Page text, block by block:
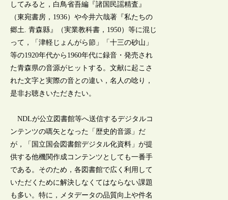
してみると，白鳥省吾編『諸国民謡精査』
（東宛書房，1936）や今井六哉著『私たちの
郷土. 青森縣』（実業教科書，1950）等に混じ
って，「津軽じょんがら節」「十三の砂山」
等の1920年代から1960年代に録音・発売され
た青森県の音源がヒットする。文献に起こさ
れた文字と実際の音との違い，名人の唸り，
是非お聴きいただきたい。
NDLが公立図書館等へ送信するデジタルコ
ンテンツの嚆矢となった「歴史的音源」だ
が，「国立国会図書館デジタル化資料」が提
供する他機関作成コンテンツとしても一番手
である。そのため，各図書館で広く利用して
いただくために解決しなくてはならない課題
も多い。特に，メタデータの品質向上や件名